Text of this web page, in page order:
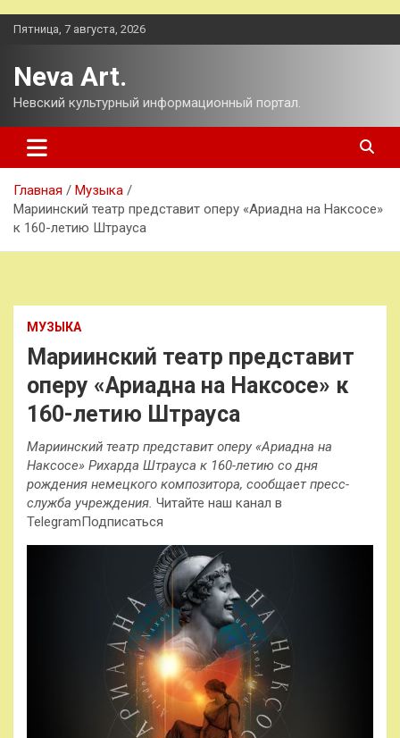
Перейти
Пятница, 7 августа, 2026
Neva Art.
Невский культурный информационный портал.
Главная
Музыка
Мариинский театр представит оперу «Ариадна на Наксосе»
к 160-летию Штрауса
МУЗЫКА
Мариинский театр представит
оперу «Ариадна на Наксосе» к
160-летию Штрауса
Мариинский театр представит оперу «Ариадна на
Наксосе» Рихарда Штрауса к 160-летию со дня
рождения немецкого композитора, сообщает пресс-
служба учреждения. Читайте наш канал в
TelegramПодписаться